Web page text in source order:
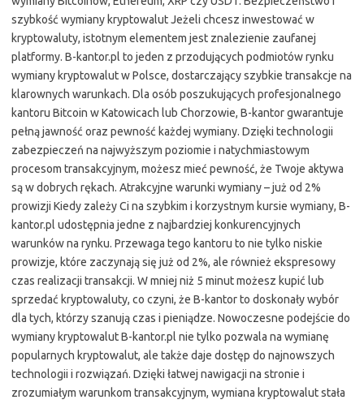
szybkość wymiany kryptowalut Jeżeli chcesz inwestować w
kryptowaluty, istotnym elementem jest znalezienie zaufanej
platformy. B-kantor.pl to jeden z przodujących podmiotów rynku
wymiany kryptowalut w Polsce, dostarczający szybkie transakcje na
klarownych warunkach. Dla osób poszukujących profesjonalnego
kantoru Bitcoin w Katowicach lub Chorzowie, B-kantor gwarantuje
pełną jawność oraz pewność każdej wymiany. Dzięki technologii
zabezpieczeń na najwyższym poziomie i natychmiastowym
procesom transakcyjnym, możesz mieć pewność, że Twoje aktywa
są w dobrych rękach. Atrakcyjne warunki wymiany – już od 2%
prowizji Kiedy zależy Ci na szybkim i korzystnym kursie wymiany, B-
kantor.pl udostępnia jedne z najbardziej konkurencyjnych
warunków na rynku. Przewaga tego kantoru to nie tylko niskie
prowizje, które zaczynają się już od 2%, ale również ekspresowy
czas realizacji transakcji. W mniej niż 5 minut możesz kupić lub
sprzedać kryptowaluty, co czyni, że B-kantor to doskonały wybór
dla tych, którzy szanują czas i pieniądze. Nowoczesne podejście do
wymiany kryptowalut B-kantor.pl nie tylko pozwala na wymianę
popularnych kryptowalut, ale także daje dostęp do najnowszych
technologii i rozwiązań. Dzięki łatwej nawigacji na stronie i
zrozumiałym warunkom transakcyjnym, wymiana kryptowalut stała